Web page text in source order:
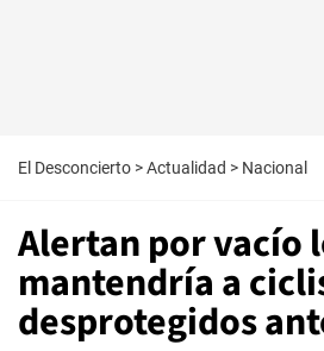
El Desconcierto >Actualidad > Nacional
Alertan por vacío
mantendría a
desprotegidos